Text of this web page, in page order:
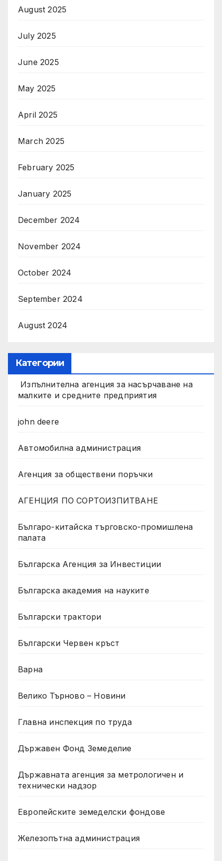
August 2025
July 2025
June 2025
May 2025
April 2025
March 2025
February 2025
January 2025
December 2024
November 2024
October 2024
September 2024
August 2024
Категории
Изпълнителна агенция за насърчаване на
малките и средните предприятия
john deere
Автомобилна администрация
Агенция за обществени поръчки
АГЕНЦИЯ ПО СОРТОИЗПИТВАНЕ
Българо-китайска търговско-промишлена
палата
Българска Агенция за Инвестиции
Българска академия на науките
Български трактори
Български Червен кръст
Варна
Велико Търново – Новини
Главна инспекция по труда
Държавен Фонд Земеделие
Държавната агенция за метрологичен и
технически надзор
Европейските земеделски фондове
Железопътна администрация